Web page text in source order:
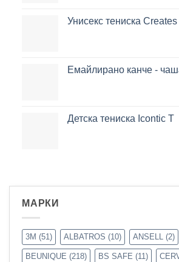
Унисекс тениска Creates
Емайлирано канче -
Детска тениска Icontic T
МАРКИ
3M (51) ALBATROS (10) ANSELL (2)
BEUNIQUE (218) BS SAFE (11)